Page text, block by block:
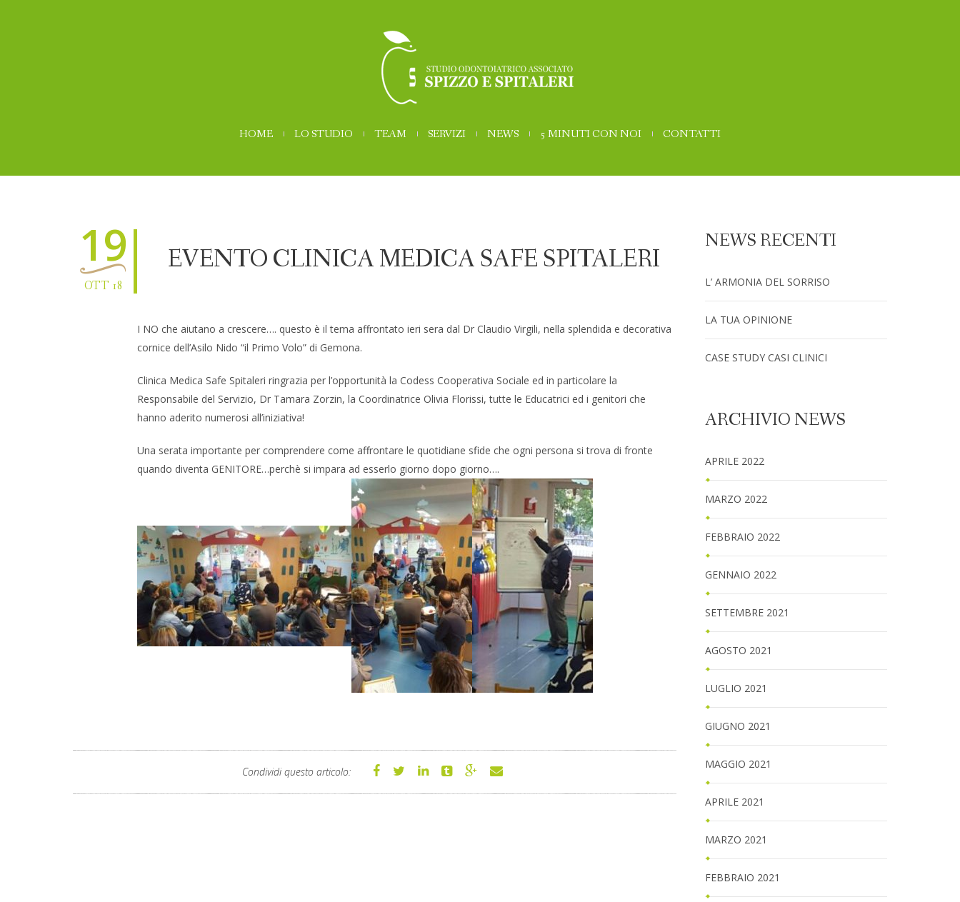
HOME LO STUDIO TEAM SERVIZI NEWS 5 MINUTI CON NOI CONTATTI
EVENTO CLINICA MEDICA SAFE SPITALERI
19
OTT 18
I NO che aiutano a crescere…. questo è il tema affrontato ieri sera dal Dr Claudio Virgili, nella splendida e decorativa
cornice dell’Asilo Nido “il Primo Volo” di Gemona.
Clinica Medica Safe Spitaleri ringrazia per l’opportunità la Codess Cooperativa Sociale ed in particolare la
Responsabile del Servizio, Dr Tamara Zorzin, la Coordinatrice Olivia Florissi, tutte le Educatrici ed i genitori che
hanno aderito numerosi all’iniziativa!
Una serata importante per comprendere come affrontare le quotidiane sfide che ogni persona si trova di fronte
quando diventa GENITORE…perchè si impara ad esserlo giorno dopo giorno….
Condividi questo articolo:
NEWS RECENTI
L’ ARMONIA DEL SORRISO
LA TUA OPINIONE
CASE STUDY CASI CLINICI
ARCHIVIO NEWS
APRILE 2022
MARZO 2022
FEBBRAIO 2022
GENNAIO 2022
SETTEMBRE 2021
AGOSTO 2021
LUGLIO 2021
GIUGNO 2021
MAGGIO 2021
APRILE 2021
MARZO 2021
FEBBRAIO 2021